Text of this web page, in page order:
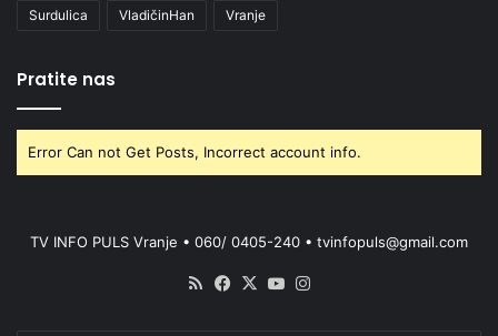
Surdulica VladičinHan Vranje
Pratite nas
Error Can not Get Posts, Incorrect account info.
TV INFO PULS Vranje • 060/ 0405-240 • tvinfopuls@gmail.com
RSS Facebook
X YouTube